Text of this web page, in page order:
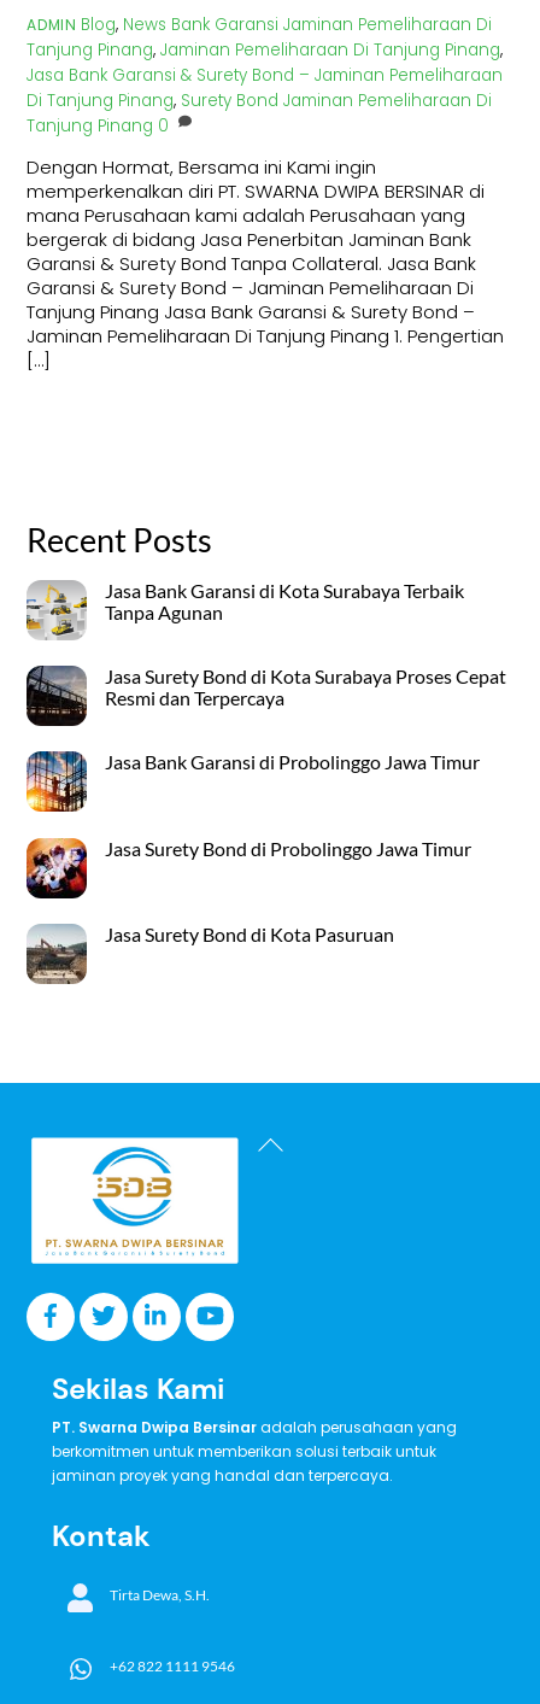
ADMIN Blog, News Bank Garansi Jaminan Pemeliharaan Di
Tanjung Pinang,Jaminan Pemeliharaan Di Tanjung Pinang,
Jasa Bank Garansi & Surety Bond – Jaminan Pemeliharaan
Di Tanjung Pinang, Surety Bond Jaminan Pemeliharaan Di
Tanjung Pinang 0
Dengan Hormat, Bersama ini Kami ingin
memperkenalkan diri PT. SWARNA DWIPA BERSINAR di
mana Perusahaan kami adalah Perusahaan yang
bergerak di bidang Jasa Penerbitan Jaminan Bank
Garansi & Surety Bond Tanpa Collateral. Jasa Bank
Garansi & Surety Bond – Jaminan Pemeliharaan Di
Tanjung Pinang Jasa Bank Garansi & Surety Bond –
Jaminan Pemeliharaan Di Tanjung Pinang 1. Pengertian
[…]
Recent Posts
Jasa Bank Garansi di Kota Surabaya Terbaik
Tanpa Agunan
Jasa Surety Bond di Kota Surabaya Proses Cepat
Resmi dan Terpercaya
Jasa Bank Garansi di Probolinggo Jawa Timur
Jasa Surety Bond di Probolinggo Jawa Timur
Jasa Surety Bond di Kota Pasuruan
Back
Sekilas Kami
PT. Swarna Dwipa Bersinaradalah perusahaan yang
berkomitmen untuk memberikan solusi terbaik untuk
jaminan proyek yang handal dan terpercaya.
Kontak
Tirta Dewa, S.H.
+62 822 1111 9546